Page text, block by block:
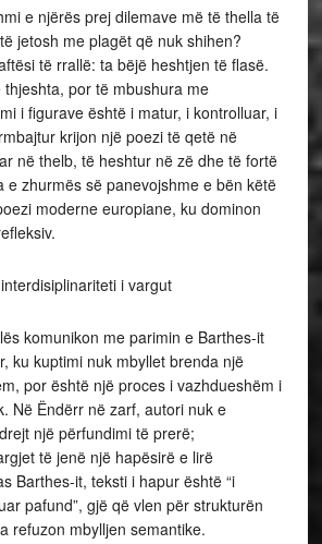
e njërës prej dilemave më të thella të
jetosh me plagët që nuk shihen?
të rrallë: ta bëjë heshtjen të flasë.
thjeshta, por të mbushura me
i figurave është i matur, i kontrolluar, i
krijon një poezi të qetë në
në thelb, të heshtur në zë dhe të fortë
e zhurmës së panevojshme e bën këtë
moderne europiane, ku dominon
i vargut
komunikon me parimin e Barthes-it
ku kuptimi nuk mbyllet brenda një
por është një proces i vazhdueshëm i
Në Ëndërr në zarf, autori nuk e
një përfundimi të prerë;
të jenë një hapësirë e lirë
Barthes-it, teksti i hapur është “i
pafund”, gjë që vlen për strukturën
refuzon mbylljen semantike.